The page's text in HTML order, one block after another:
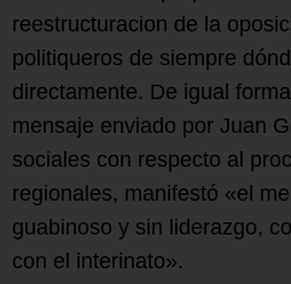
reestructuracion de la
politiqueros de siempre
directamente. De igual
mensaje enviado por Juan
sociales con respecto al
regionales, manifestó «el
guabinoso y sin liderazgo,
con el interinato».